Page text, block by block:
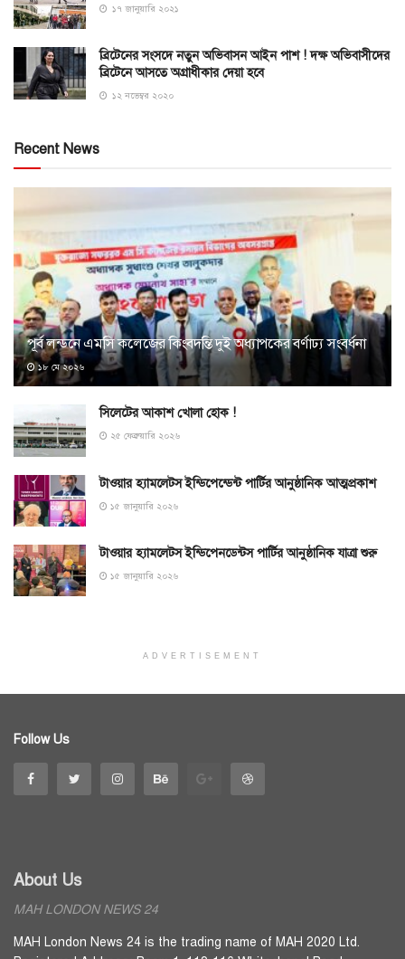
১৭ জানুয়ারি ২০২১
ব্রিটেনের সংসদে নতুন অভিবাসন আইন পাশ ! দক্ষ অভিবাসীদের
ব্রিটেনে আসতে অগ্রাধীকার দেয়া হবে
১২ নভেম্বর ২০২০
Recent News
পূর্ব লন্ডনে এমসি কলেজের কিংবদন্তি দুই অধ্যাপকের বর্ণাঢ্য সংবর্ধনা
১৮ মে ২০২৬
সিলেটের আকাশ খোলা হোক !
২৫ ফেব্রুয়ারি ২০২৬
টাওয়ার হ্যামলেটস ইন্ডিপেন্ডেন্ট পার্টির আনুষ্ঠানিক আত্মপ্রকাশ
১৫ জানুয়ারি ২০২৬
টাওয়ার হ্যামলেটস ইন্ডিপেনডেন্টস পার্টির আনুষ্ঠানিক যাত্রা শুরু
১৫ জানুয়ারি ২০২৬
ADVERTISEMENT
Follow Us
About Us
MAH LONDON NEWS 24
MAH London News 24 is the trading name of MAH 2020 Ltd.